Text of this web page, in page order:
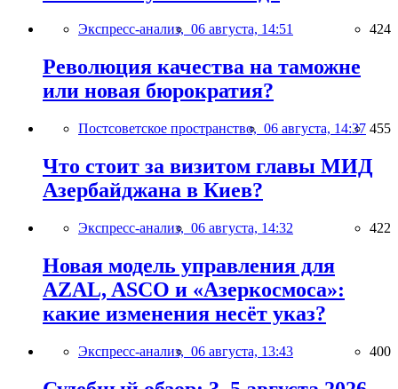
Экспресс-анализ, 06 августа, 14:51 424
Революция качества на таможне
или новая бюрократия?
Постсоветское пространство, 06 августа, 14:37 455
Что стоит за визитом главы МИД
Азербайджана в Киев?
Экспресс-анализ, 06 августа, 14:32 422
Новая модель управления для
AZAL, ASCO и «Азеркосмоса»:
какие изменения несёт указ?
Экспресс-анализ, 06 августа, 13:43 400